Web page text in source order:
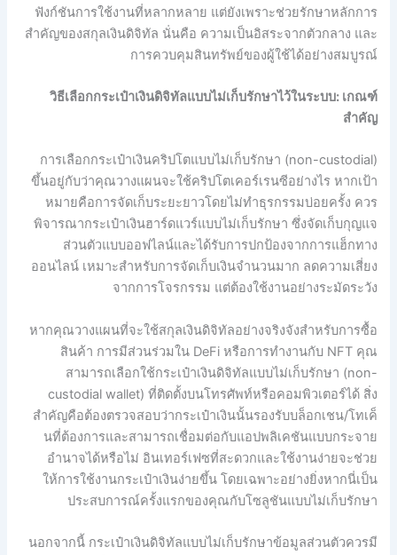
ฟังก์ชันการใช้งานที่หลากหลาย แต่ยังเพราะช่วยรักษาหลักการ
สำคัญของสกุลเงินดิจิทัล นั่นคือ ความเป็นอิสระจากตัวกลาง และ
การควบคุมสินทรัพย์ของผู้ใช้ได้อย่างสมบูรณ์
วิธีเลือกกระเป๋าเงินดิจิทัลแบบไม่เก็บรักษาไว้ในระบบ: เกณฑ์
สำคัญ
การเลือกกระเป๋าเงินคริปโตแบบไม่เก็บรักษา (non-custodial)
ขึ้นอยู่กับว่าคุณวางแผนจะใช้คริปโตเคอร์เรนซีอย่างไร หากเป้า
หมายคือการจัดเก็บระยะยาวโดยไม่ทำธุรกรรมบ่อยครั้ง ควร
พิจารณากระเป๋าเงินฮาร์ดแวร์แบบไม่เก็บรักษา ซึ่งจัดเก็บกุญแจ
ส่วนตัวแบบออฟไลน์และได้รับการปกป้องจากการแฮ็กทาง
ออนไลน์ เหมาะสำหรับการจัดเก็บเงินจำนวนมาก ลดความเสี่ยง
จากการโจรกรรม แต่ต้องใช้งานอย่างระมัดระวัง
หากคุณวางแผนที่จะใช้สกุลเงินดิจิทัลอย่างจริงจังสำหรับการซื้อ
สินค้า การมีส่วนร่วมใน DeFi หรือการทำงานกับ NFT คุณ
สามารถเลือกใช้กระเป๋าเงินดิจิทัลแบบไม่เก็บรักษา (non-
custodial wallet) ที่ติดตั้งบนโทรศัพท์หรือคอมพิวเตอร์ได้ สิ่ง
สำคัญคือต้องตรวจสอบว่ากระเป๋าเงินนั้นรองรับบล็อกเชน/โทเค็
นที่ต้องการและสามารถเชื่อมต่อกับแอปพลิเคชันแบบกระจาย
อำนาจได้หรือไม่ อินเทอร์เฟซที่สะดวกและใช้งานง่ายจะช่วย
ให้การใช้งานกระเป๋าเงินง่ายขึ้น โดยเฉพาะอย่างยิ่งหากนี่เป็น
ประสบการณ์ครั้งแรกของคุณกับโซลูชันแบบไม่เก็บรักษา
นอกจากนี้ กระเป๋าเงินดิจิทัลแบบไม่เก็บรักษาข้อมูลส่วนตัวควรมี